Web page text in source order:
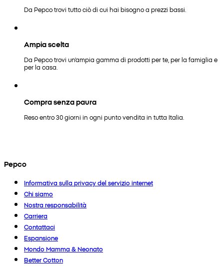
Da Pepco trovi tutto ciò di cui hai bisogno a prezzi bassi.
Ampia scelta
Da Pepco trovi un'ampia gamma di prodotti per te, per la famiglia e
per la casa.
Compra senza paura
Reso entro 30 giorni in ogni punto vendita in tutta Italia.
Pepco
Informativa sulla privacy del servizio internet
Chi siamo
Nostra responsabilità
Carriera
Contattaci
Espansione
Mondo Mamma & Neonato
Better Cotton